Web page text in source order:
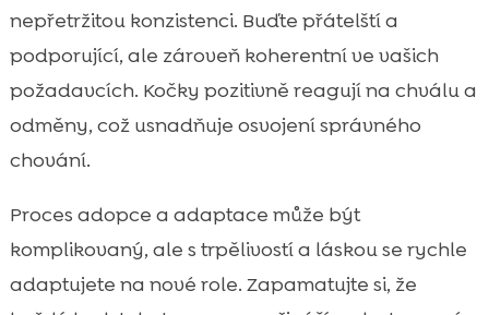
nepřetržitou konzistenci. Buďte přátelští a
podporující, ale zároveň koherentní ve vašich
požadavcích. Kočky pozitivně reagují na chválu a
odměny, což usnadňuje osvojení správného
chování.
Proces adopce a adaptace může být
komplikovaný, ale s trpělivostí a láskou se rychle
adaptujete na nové role. Zapamatujte si, že